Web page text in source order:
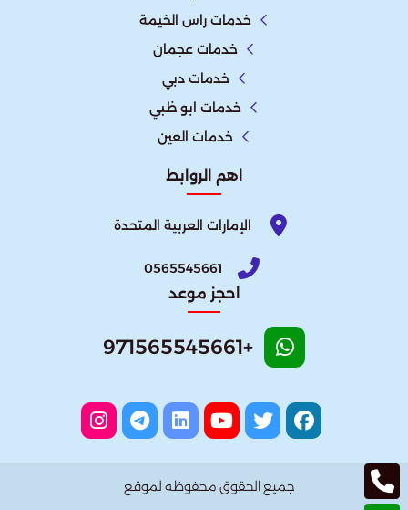
خدمات راس الخيمة
خدمات عجمان
خدمات دبي
خدمات ابو ظبي
خدمات العين
اهم الروابط
الإمارات العربية المتحدة​
0565545661
احجز موعد
+971565545661
جميع الحقوق محفوظه لموقع